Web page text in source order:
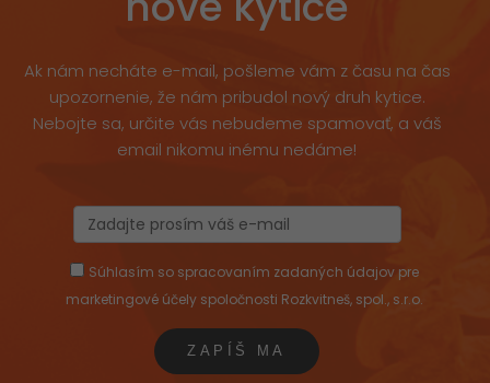
Ak nám necháte e-mail, pošleme vám z času na čas
upozornenie, že nám pribudol nový druh kytice.
Nebojte sa, určite vás nebudeme spamovať, a váš
email nikomu inému nedáme!
Súhlasím so spracovaním zadaných údajov pre
marketingové účely spoločnosti Rozkvitneš, spol., s.r.o.